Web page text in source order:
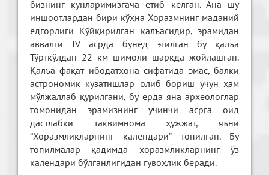
бизнинг кунларимизгача етиб келган. Ана шу
иншоотлардан бири кўҳна Хоразмнинг маданий
ёдгорлиги Қўйқирилган қалъасидир, эрамидан
аввалги IV асрда бунёд этилган бу қалъа
Тўрткўлдан 22 км шимоли шарқда жойлашган.
Қалъа фақат ибодатхона сифатида эмас, балки
астрономик кузатишлар олиб бориш учун ҳам
мўлжаллаб қурилгани, бу ерда яна археологлар
томонидан эрамизнинг учинчи асрга оид
дастлабки тақвимнома ҳужжат, яъни
“Хоразмликларнинг календари” топилган. Бу
топилмалар қадимда хоразмликларнинг ўз
календари бўлганлигидан гувоҳлик беради.